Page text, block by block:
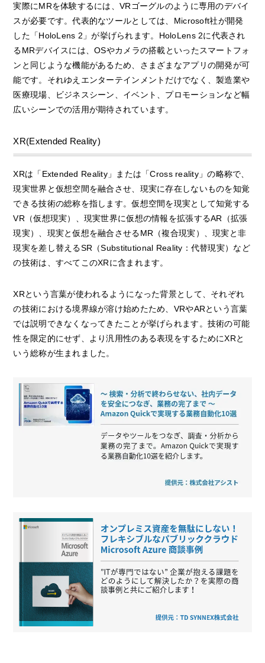
実際にMRを体験するには、VRゴーグルのように専用のデバイ
スが必要です。代表的なツールとしては、Microsoft社が開発
した「HoloLens 2」が挙げられます。HoloLens 2に代表され
るMRデバイスには、OSやカメラの搭載といったスマートフォ
ンと同じような機能があるため、さまざまなアプリの開発が可
能です。それゆえエンターテインメントだけでなく、製造業や
医療現場、ビジネスシーン、イベント、プロモーションなど幅
広いシーンでの活用が期待されています。
XR(Extended Reality)
XRは「Extended Reality」または「Cross reality」の略称で、
現実世界と仮想空間を融合させ、現実に存在しないものを知覚
できる技術の総称を指します。仮想空間を現実として知覚する
VR（仮想現実）、現実世界に仮想の情報を拡張するAR（拡張
現実）、現実と仮想を融合させるMR（複合現実）、現実と非
現実を差し替えるSR（Substitutional Reality：代替現実）など
の技術は、すべてこのXRに含まれます。
XRという言葉が使われるようになった背景として、それぞれ
の技術における境界線が溶け始めたため、VRやARという言葉
では説明できなくなってきたことが挙げられます。技術の可能
性を限定的にせず、より汎用性のある表現をするためにXRと
いう総称が生まれました。